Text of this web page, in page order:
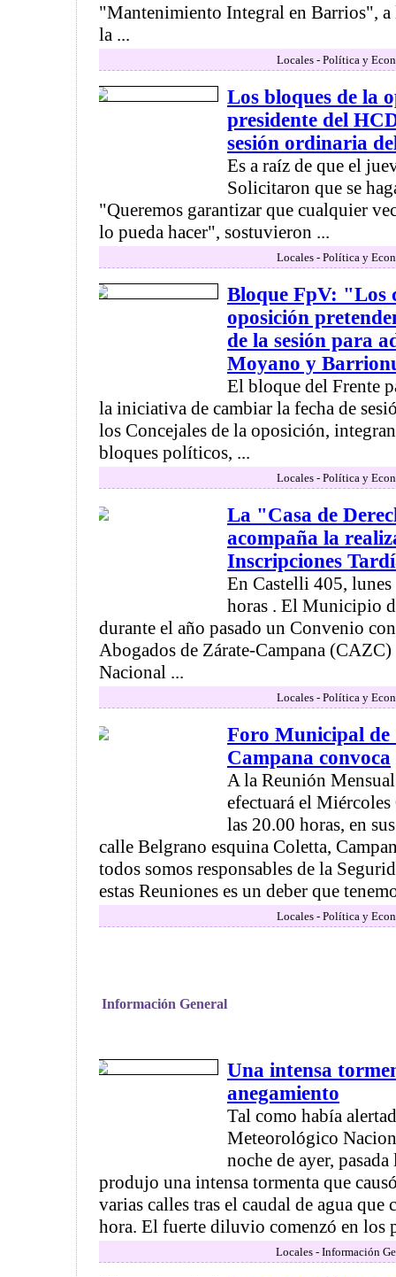
"Mantenimiento Integral en Barrios", a
la ...
Locales - Política y
Los bloques de la
presidente del
sesión ordinaria
Es a raíz de que el
Solicitaron que se
"Queremos garantizar que cualquier
lo pueda hacer", sostuvieron ...
Locales - Política y
Bloque FpV: "Los
oposición
de la sesión para
Moyano y
El bloque del Frente
la iniciativa de cambiar la fecha de
los Concejales de la oposición,
bloques políticos, ...
Locales - Política y
La "Casa de
acompaña la
Inscripciones
En Castelli 405, lunes
horas . El Municipio
durante el año pasado un Convenio
Abogados de Zárate-Campana
Nacional ...
Locales - Política y
Foro Municipal de
Campana convoca
A la Reunión
efectuará el
las 20.00 horas, en
calle Belgrano esquina Coletta,
todos somos responsables de la
estas Reuniones es un deber que
Locales - Política y
Información General
Una intensa
anegamiento
Tal como había
Meteorológico
noche de ayer,
produjo una intensa tormenta que
varias calles tras el caudal de agua que
hora. El fuerte diluvio comenzó en los
Locales - Información